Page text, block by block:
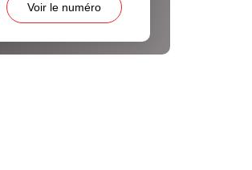
Voir le numéro